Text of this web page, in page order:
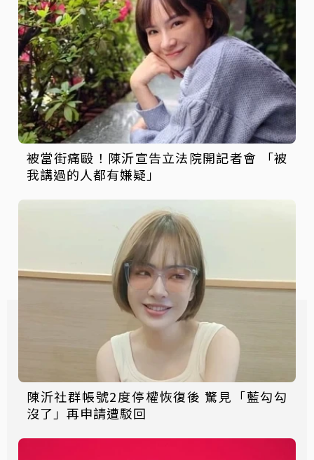
被當街痛毆！陳沂宣告立法院開記者會 「被
我講過的人都有嫌疑」
陳沂社群帳號2度停權恢復後 驚見「藍勾勾
沒了」再申請遭駁回